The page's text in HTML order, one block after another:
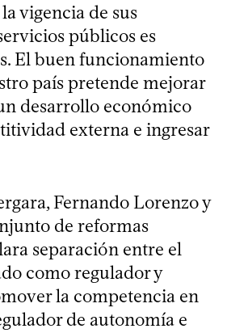
vigencia de sus
públicos es
El buen funcionamiento
país pretende mejorar
desarrollo económico
externa e ingresar
Fernando Lorenzo y
de reformas
separación entre el
como regulador y
la competencia en
de autonomía e